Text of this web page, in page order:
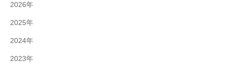
2026年
2025年
2024年
2023年